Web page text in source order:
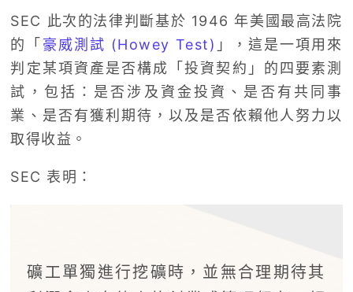
SEC 此次的法律判斷基於 1946 年美國最高法院
的「 豪威測試 (Howey Test) 」，這是一項用來
判定某項資產是否構成「投資契約」的四要素測
試，包括：是否涉及資金投資、是否有共同事
業、是否有獲利期待，以及是否依賴他人努力以
取得收益。
SEC 表明：
礦工單獨進行挖礦時，並無合理期待其